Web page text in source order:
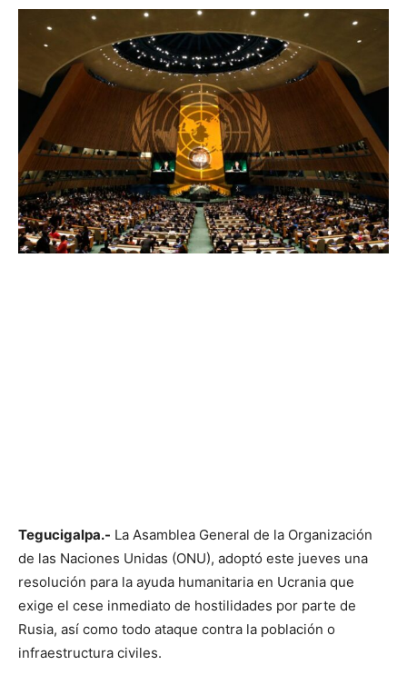
Tegucigalpa.- La Asamblea General de la Organización
de las Naciones Unidas (ONU), adoptó este jueves una
resolución para la ayuda humanitaria en Ucrania que
exige el cese inmediato de hostilidades por parte de
Rusia, así como todo ataque contra la población o
infraestructura civiles.